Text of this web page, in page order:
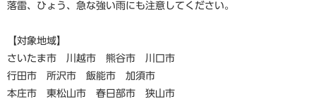
落雷、ひょう、急な強い雨にも注意してください。
【対象地域】
さいたま市 川越市 熊谷市 川口市
行田市 所沢市 飯能市 加須市
本庄市 東松山市 春日部市 狭山市